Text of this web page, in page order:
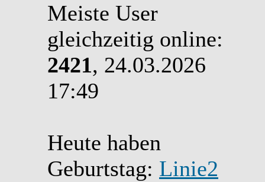
Meiste User
gleichzeitig online:
2421, 24.03.2026
17:49
Heute haben
Geburtstag: Linie2